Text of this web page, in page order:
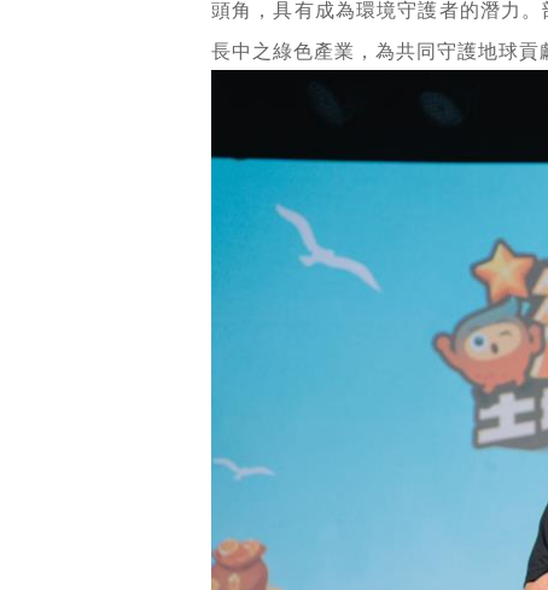
頭角，具有成為環境守護者的潛力
長中之綠色產業，為共同守護地球貢